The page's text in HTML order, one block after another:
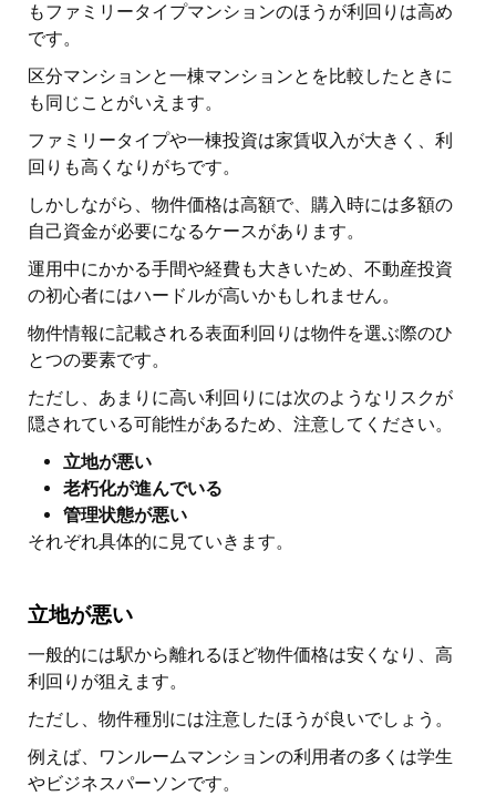
もファミリータイプマンションのほうが利回りは高め
です。
区分マンションと一棟マンションとを比較したときに
も同じことがいえます。
ファミリータイプや一棟投資は家賃収入が大きく、利
回りも高くなりがちです。
しかしながら、物件価格は高額で、購入時には多額の
自己資金が必要になるケースがあります。
運用中にかかる手間や経費も大きいため、不動産投資
の初心者にはハードルが高いかもしれません。
物件情報に記載される表面利回りは物件を選ぶ際のひ
とつの要素です。
ただし、あまりに高い利回りには次のようなリスクが
隠されている可能性があるため、注意してください。
立地が悪い
老朽化が進んでいる
管理状態が悪い
それぞれ具体的に見ていきます。
立地が悪い
一般的には駅から離れるほど物件価格は安くなり、高
利回りが狙えます。
ただし、物件種別には注意したほうが良いでしょう。
例えば、ワンルームマンションの利用者の多くは学生
やビジネスパーソンです。